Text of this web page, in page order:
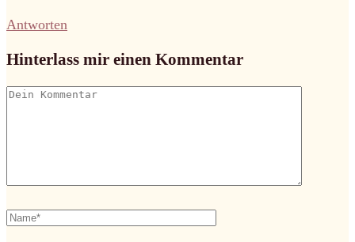
Antworten
Hinterlass mir einen Kommentar